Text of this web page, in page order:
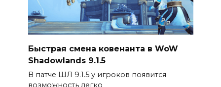
Быстрая смена ковенанта в WoW
Shadowlands 9.1.5
В патче ШЛ 9.1.5 у игроков появится
возможность легко